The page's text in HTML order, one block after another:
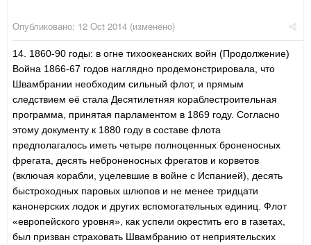
Опубликовано: 12 Oct 2014 (изменено)
14. 1860-90 годы: в огне тихоокеанских войн (Продолжение)
Война 1866-67 годов наглядно продемонстрировала, что
Швамбрании необходим сильный флот, и прямым
следствием её стала Десятилетняя кораблестроительная
программа, принятая парламентом в 1869 году. Согласно
этому документу к 1880 году в составе флота
предполагалось иметь четыре полноценных броненосных
фрегата, десять неброненосных фрегатов и корветов
(включая корабли, уцелевшие в войне с Испанией), десять
быстроходных паровых шлюпов и не менее тридцати
канонерских лодок и других вспомогательных единиц. Флот
«европейского уровня», как успели окрестить его в газетах,
был призван страховать Швамбранию от неприятельских